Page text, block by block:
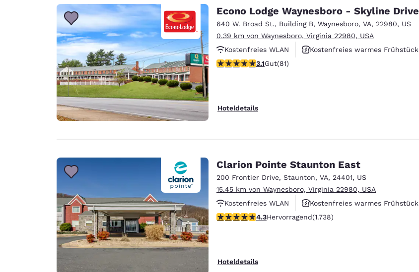
Econo Lodge Waynesboro - Skyline Drive
640 W. Broad St., Building B, Waynesboro, VA, 22980, US
0.39 km von Waynesboro, Virginia 22980, USA
Kostenfreies WLAN
Kostenfreies warmes Frühstück
Haustierfreundlich
3.14-Sterne-Bewertung. Gut. 81 Bewertungen
3.1Gut(81)
Hoteldetails
Clarion Pointe Staunton East
200 Frontier Drive, Staunton, VA, 24401, US
15.45 km von Waynesboro, Virginia 22980, USA
Kostenfreies WLAN
Kostenfreies warmes Frühstück
Außenpool
4.3-Sterne-Bewertung. Hervorragend. 1738 Bewertungen
4.3Hervorragend(1.738)
Hoteldetails